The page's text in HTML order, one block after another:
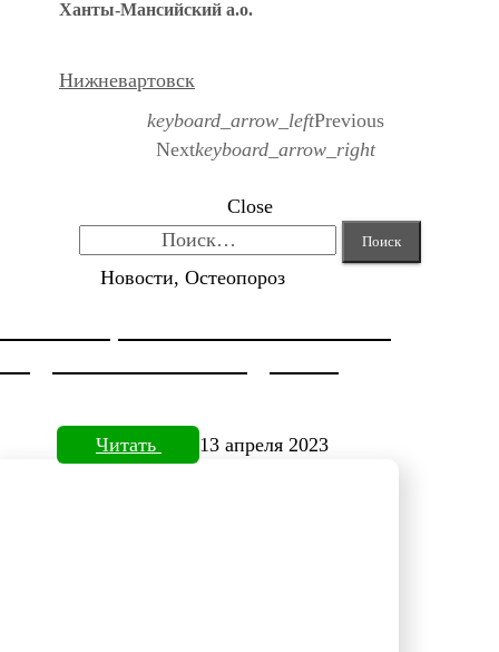
Ханты-Мансийский а.о.
Нижневартовск
keyboard_arrow_leftPrevious
Nextkeyboard_arrow_right
Close
Новости, Остеопороз
Читать 13 апреля 2023